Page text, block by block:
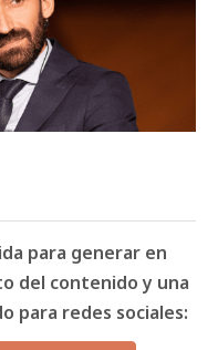
para generar en
del contenido y una
para redes sociales: